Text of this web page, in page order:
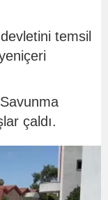
temsil
çaldı.